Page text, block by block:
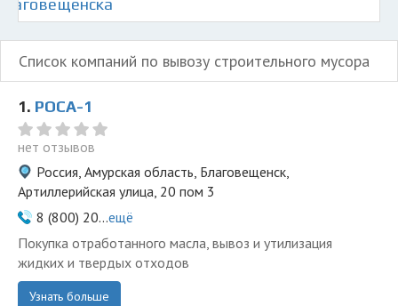
Список компаний по вывозу строительного мусора
1. РОСА-1
нет отзывов
Россия, Амурская область, Благовещенск,
Артиллерийская улица, 20 пом 3
8 (800) 20...ещё
Покупка отработанного масла, вывоз и утилизация
жидких и твердых отходов
Узнать больше